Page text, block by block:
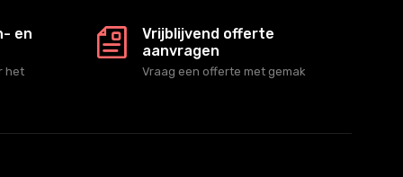
en
het
Vrijblijvend offerte
aanvragen
Vraag een offerte met gemak